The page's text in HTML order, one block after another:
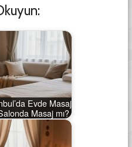
Evde Masaj
Masaj mı?